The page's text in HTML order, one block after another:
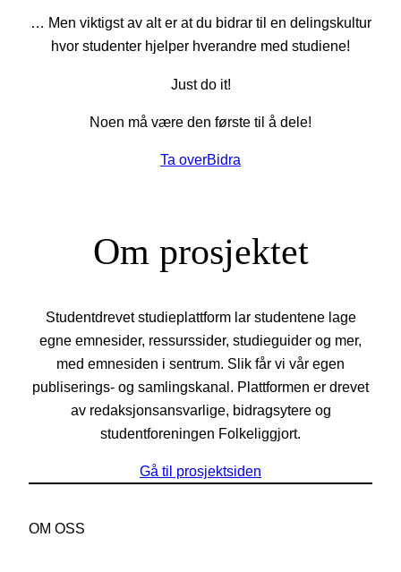
… Men viktigst av alt er at du bidrar til en delingskultur
hvor studenter hjelper hverandre med studiene!
Just do it!
Noen må være den første til å dele!
Ta overBidra
Om prosjektet
Studentdrevet studieplattform lar studentene lage
egne emnesider, ressurssider, studieguider og mer,
med emnesiden i sentrum. Slik får vi vår egen
publiserings- og samlingskanal. Plattformen er drevet
av redaksjonsansvarlige, bidragsytere og
studentforeningen Folkeliggjort.
Gå til prosjektsiden
OM OSS